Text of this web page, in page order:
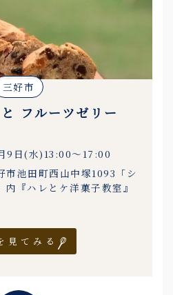
三好市
フルーツゼリー
9日(水)13:00〜17:00
市池田町西山中塚1093「シ
『ハレとケ洋菓子教室』
見てみる